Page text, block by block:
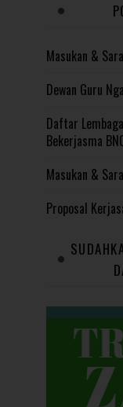
Masukan &
Dewan Guru
Daftar
Bekerjasma
Masukan &
Proposal